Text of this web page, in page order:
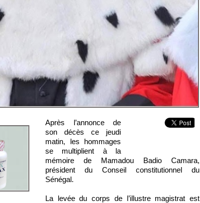
Après l’annonce de
son décès ce jeudi
matin, les hommages
se multiplient à la
mémoire de Mamadou Badio Camara,
président du Conseil constitutionnel du
Sénégal.
La levée du corps de l’illustre magistrat est